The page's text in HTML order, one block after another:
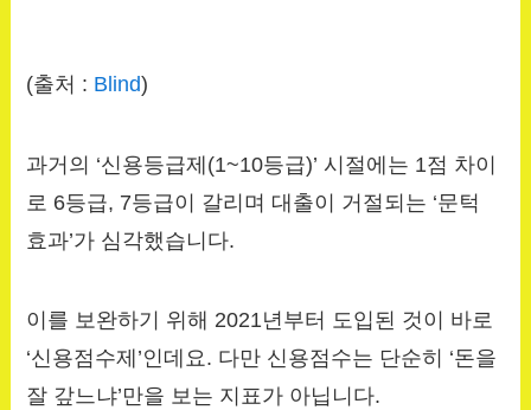
(출처 : Blind)
과거의 ‘신용등급제(1~10등급)’ 시절에는 1점 차이
로 6등급, 7등급이 갈리며 대출이 거절되는 ‘문턱
효과’가 심각했습니다.
이를 보완하기 위해 2021년부터 도입된 것이 바로
‘신용점수제’인데요. 다만 신용점수는 단순히 ‘돈을
잘 갚느냐’만을 보는 지표가 아닙니다.